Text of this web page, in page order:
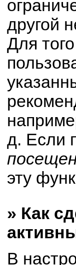
другой
Для
д. Если
эту
» Как
В